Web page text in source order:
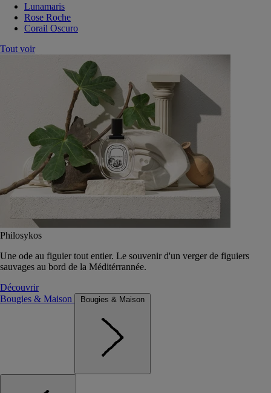
Lunamaris
Rose Roche
Corail Oscuro
Tout voir
Philosykos
Une ode au figuier tout entier. Le souvenir d'un verger de figuiers
sauvages au bord de la Méditérrannée.
Découvrir
Bougies & Maison
Bougies & Maison